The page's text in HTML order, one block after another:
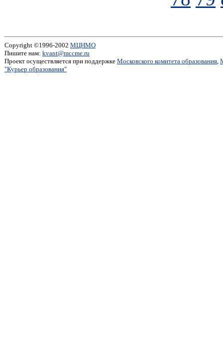
Copyright ©1996-2002 МЦНМО
Пишите нам: kvant@mccme.ru
Проект осуществляется при поддержке Московского комитета образования,
"Курьер образования"